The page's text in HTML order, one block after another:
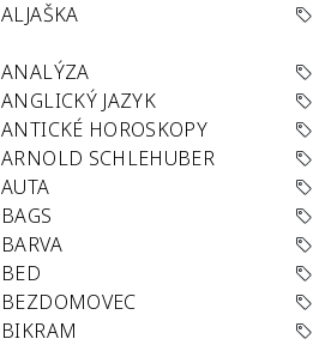
ALJAŠKA
ANALÝZA
ANGLICKÝ JAZYK
ANTICKÉ HOROSKOPY
ARNOLD SCHLEHUBER
AUTA
BAGS
BARVA
BED
BEZDOMOVEC
BIKRAM